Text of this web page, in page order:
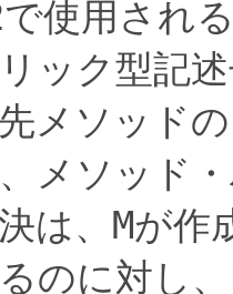
で使用され
ック型記
メソッド
メソッド
は、 Mが作
のに対し、